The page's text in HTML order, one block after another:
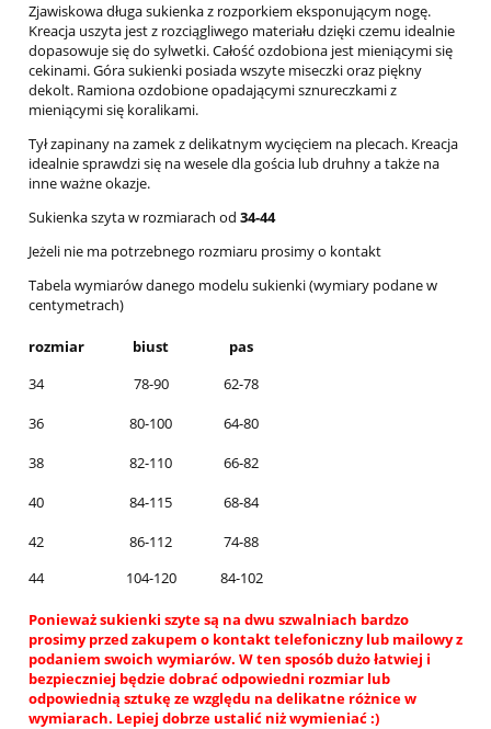
Zjawiskowa długa sukienka z rozporkiem eksponującym nogę.
Kreacja uszyta jest z rozciągliwego materiału dzięki czemu idealnie
dopasowuje się do sylwetki. Całość ozdobiona jest mieniącymi się
cekinami. Góra sukienki posiada wszyte miseczki oraz piękny
dekolt. Ramiona ozdobione opadającymi sznureczkami z
mieniącymi się koralikami.
Tył zapinany na zamek z delikatnym wycięciem na plecach. Kreacja
idealnie sprawdzi się na wesele dla gościa lub druhny a także na
inne ważne okazje.
Sukienka szyta w rozmiarach od 34-44
Jeżeli nie ma potrzebnego rozmiaru prosimy o kontakt
Tabela wymiarów danego modelu sukienki (wymiary podane w
centymetrach)
rozmiar biust
pas
34
78-90
62-78
36
80-100
64-80
38
82-110
66-82
40
84-115
68-84
42
86-112
74-88
44
104-120 84-102
Ponieważ sukienki szyte są na dwu szwalniach bardzo
prosimy przed zakupem o kontakt telefoniczny lub mailowy z
podaniem swoich wymiarów. W ten sposób dużo łatwiej i
bezpieczniej będzie dobrać odpowiedni rozmiar lub
odpowiednią sztukę ze względu na delikatne różnice w
wymiarach. Lepiej dobrze ustalić niż wymieniać :)